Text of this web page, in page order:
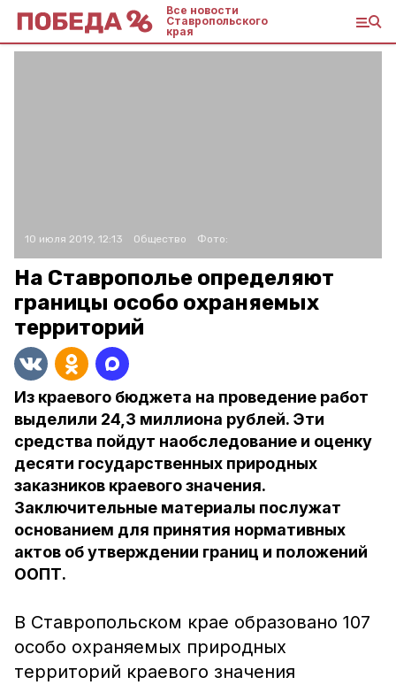
Все новости
Ставропольского
края
10 июля 2019, 12:13 Общество Фото:
На Ставрополье определяют
границы особо охраняемых
территорий
Из краевого бюджета на проведение работ
выделили 24,3 миллиона рублей. Эти
средства пойдут наобследование и оценку
десяти государственных природных
заказников краевого значения.
Заключительные материалы послужат
основанием для принятия нормативных
актов об утверждении границ и положений
ООПТ.
В Ставропольском крае образовано 107
особо охраняемых природных
территорий краевого значения